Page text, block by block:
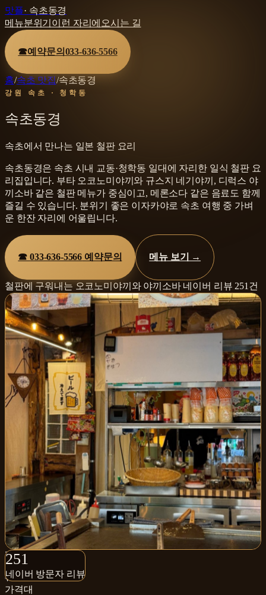
맛플· 속초동경
메뉴분위기 이런 자리에 오시는 길
☎예약문의 033-636-5566
홈/속초 맛집/속초동경
강원 속초 · 청학동
속초동경
속초에서 만나는 일본 철판 요리
속초동경은 속초 시내 교동·청학동 일대에 자리한 일식 철판 요
리집입니다. 부타 오코노미야끼와 규스지 네기야끼, 디럭스 야
끼소바 같은 철판 메뉴가 중심이고, 메론소다 같은 음료도 함께
즐길 수 있습니다. 분위기 좋은 이자카야로 속초 여행 중 가벼
운 한잔 자리에 어울립니다.
☎033-636-5566 예약문의 메뉴 보기 →
철판에 구워내는 오코노미야끼와 야끼소바네이버 리뷰 251 건
251
네이버 방문자 리뷰
251+
네이버 방문자 리뷰
₩₩
가격대